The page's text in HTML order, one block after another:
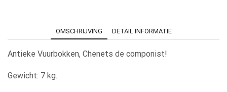
OMSCHRIJVING DETAIL INFORMATIE
Antieke Vuurbokken, Chenets de componist!
Gewicht: 7 kg.